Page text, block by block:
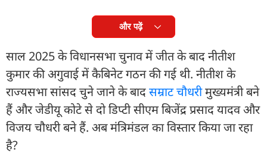
और पढ़ें
साल 2025 के विधानसभा चुनाव में जीत के बाद नीतीश
कुमार की अगुवाई में कैबिनेट गठन की गई थी. नीतीश के
राज्यसभा सांसद चुने जाने के बादसम्राट चौधरीमुख्यमंत्री बने
हैं और जेडीयू कोटे से दो डिप्टी सीएम बिजेंद्र प्रसाद यादव और
विजय चौधरी बने हैं. अब मंत्रिमंडल का विस्तार किया जा रहा
है?